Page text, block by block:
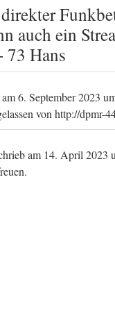
auch ein
73 Hans
6. September 2023
von http://dpmr-
am 14. April 2023